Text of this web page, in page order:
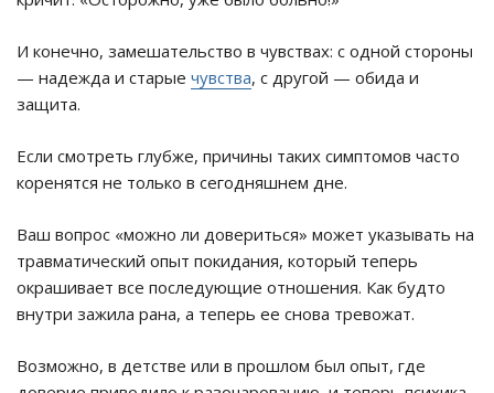
И конечно, замешательство в чувствах: с одной стороны
— надежда и старые чувства, с другой — обида и
защита.
Если смотреть глубже, причины таких симптомов часто
коренятся не только в сегодняшнем дне.
Ваш вопрос «можно ли довериться» может указывать на
травматический опыт покидания, который теперь
окрашивает все последующие отношения. Как будто
внутри зажила рана, а теперь ее снова тревожат.
Возможно, в детстве или в прошлом был опыт, где